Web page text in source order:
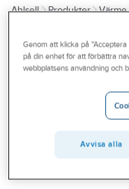
Kampanjer
Outlet
Branscher
Ahlsell Produkter Värme
Genom att klicka på
på din enhet för att förbättra
webbplatsens användning och
Avvisa alla